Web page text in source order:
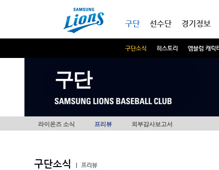
구단
구단소식 히스토리 엠블럼 캐릭
선수단 경기정보
구단
라이온즈 소식 프리뷰 외부감사보고서
구단소식
프리뷰